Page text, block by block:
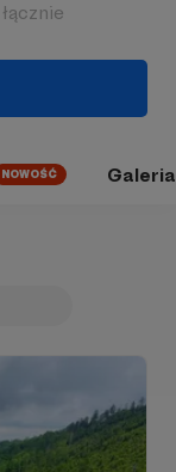
łącznie
NOWOŚĆ Galeria